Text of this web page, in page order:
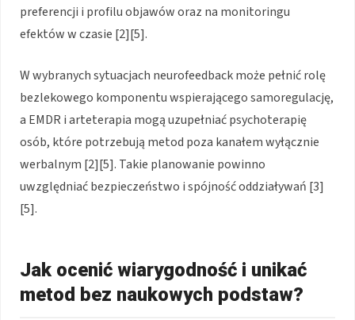
preferencji i profilu objawów oraz na monitoringu
efektów w czasie [2][5].
W wybranych sytuacjach neurofeedback może pełnić rolę
bezlekowego komponentu wspierającego samoregulację,
a EMDR i arteterapia mogą uzupełniać psychoterapię
osób, które potrzebują metod poza kanałem wyłącznie
werbalnym [2][5]. Takie planowanie powinno
uwzględniać bezpieczeństwo i spójność oddziaływań [3]
[5].
Jak ocenić wiarygodność i unikać
metod bez naukowych podstaw?